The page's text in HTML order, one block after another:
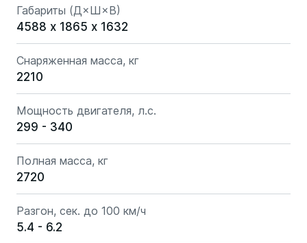
Габариты (Д×Ш×В)
4588 х 1865 х 1632
Снаряженная масса, кг
2210
Мощность двигателя, л.с.
299 - 340
Полная масса, кг
2720
Разгон, сек. до 100 км/ч
5.4 - 6.2